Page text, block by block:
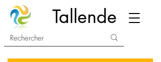
Tallende